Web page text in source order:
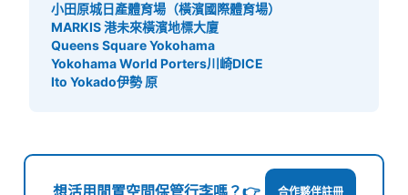
付款方式
現金
查看此投幣式儲物櫃的位置
日本大通り駅 大さん橋の奥コインロッカ
小田原城日產體育場（橫濱國際體育場）
MARKIS 港未來橫濱地標大廈
Queens Square Yokohama
Yokohama World Porters川崎DICE
Ito Yokado伊勢 原
想活用閒置空間保管行李嗎？👉